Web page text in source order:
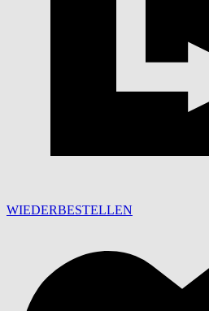
WIEDERBESTELLEN